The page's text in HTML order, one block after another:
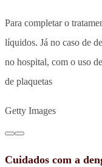
Para completar o
líquidos. Já no caso de
no hospital, com o uso
de plaquetas
Getty Images
Cuidados com a